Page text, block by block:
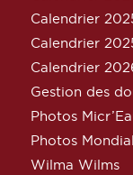
Calendrier
Calendrier
Calendrier
Gestion des
Photos
Photos
Wilma Wilms